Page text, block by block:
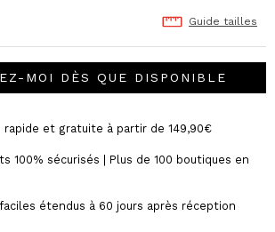
Guide tailles
MOI DÈS QUE DISPONIBLE
rapide et gratuite à partir de 149,90€
100% sécurisés | Plus de 100 boutiques en
étendus à 60 jours après réception